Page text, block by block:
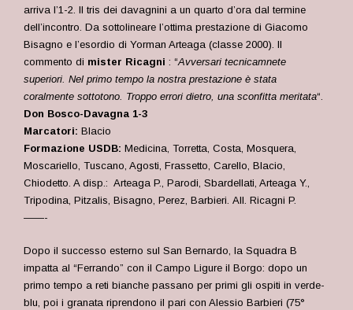
arriva l’1-2. Il tris dei davagnini a un quarto d’ora dal termine
dell’incontro. Da sottolineare l’ottima prestazione di Giacomo
Bisagno e l’esordio di Yorman Arteaga (classe 2000). Il
commento di mister Ricagni : “Avversari tecnicamnete
superiori. Nel primo tempo la nostra prestazione è stata
coralmente sottotono. Troppo errori dietro, una sconfitta meritata“.
Don Bosco-Davagna 1-3
Marcatori: Blacio
Formazione USDB: Medicina, Torretta, Costa, Mosquera,
Moscariello, Tuscano, Agosti, Frassetto, Carello, Blacio,
Chiodetto. A disp.: Arteaga P., Parodi, Sbardellati, Arteaga Y.,
Tripodina, Pitzalis, Bisagno, Perez, Barbieri. All. Ricagni P.
——-
Dopo il successo esterno sul San Bernardo, la Squadra B
impatta al “Ferrando” con il Campo Ligure il Borgo: dopo un
primo tempo a reti bianche passano per primi gli ospiti in verde-
blu, poi i granata riprendono il pari con Alessio Barbieri (75°